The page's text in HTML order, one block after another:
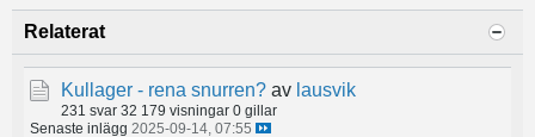
Relaterat
Kullager - rena snurren? av lausvik
231 svar 32 179 visningar 0 gillar
Senaste inlägg 2025-09-14, 07:55